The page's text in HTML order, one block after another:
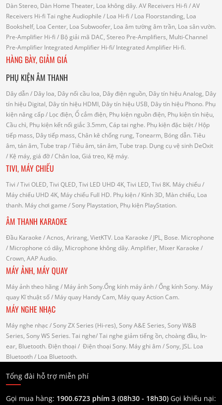
Dàn Stereo, Dàn Home Theater, Loa không dây. AV Receivers Hi-fi / AV
Receivers Hi-fi Tai nghe Audiophile / Loa Hi-fi / Loa Floorstanding, Loa
Bookshelf, Loa Center, Loa Subwoofer, Loa âm tường âm trần, Loa sân vườn.
Pre-Amplifier Hi-fi / Bộ giải mã DAC, Stereo Pre-Amplifiers, Multi-Channel
Pre-Amplifier Integrated Amplifier Hi-fi/ Integrated Amplifier Hi-fi.
HÀNG BÀY, GIẢM GIÁ
PHỤ KIỆN ÂM THANH
Dây dẫn/ Dây loa, Dây nối cầu loa, Dây điện nguồn, Dây tín hiệu Analog, Dây
tín hiệu Digital, Dây tín hiệu HDMI, Dây tín hiệu USB, Dây tín hiệu Phono. Phụ
kiện nâng cấp/ Lọc điện, Ổ cắm điện, Phụ kiện nguồn điện, Phụ kiện tín hiệu,
Cầu chì, Phụ kiện kết nối giắc 3.5mm, Cáp tai nghe. Phụ kiện đặc biệt/ Hộp
tiếp mass, Dây tiếp mass, Chân kê chống rung, Tonearm, Bóng dẫn. Tiêu
âm, tán âm, Tube trap/ Tiêu âm, tán âm, Tube trap. Dụng cụ vệ sinh DeOxit
/ Kệ máy, giá đỡ/ Chân loa, Giá treo, Kệ máy.
TIVI, MÁY CHIẾU
Tivi / Tivi OLED, Tivi QLED, Tivi LED UHD 4K, Tivi LED, Tivi 8K. Máy chiếu/
Máy chiếu UHD 4K, Máy chiếu Full HD. Phụ kiện/ Kính 3D, Màn chiếu, Loa
thanh. Máy chơi game / Sony Playstation, Phụ kiện PlayStation.
ÂM THANH KARAOKE
Đầu Karaoke / Acnos, Arirang, VietKTV. Loa Karaoke / JPL, Bose. Microphone
/ Microphone có dây, Microphone không dây. Amplifier, Mixer Karaoke /
Crown, AAP Audio.
MÁY ẢNH, MÁY QUAY
Máy ảnh theo hãng / Máy ảnh Sony.Ống kính máy ảnh / Ống kính Sony. Máy
quay Kĩ thuật số/ Máy quay Handy Cam, Máy quay Action Cam.
MÁY NGHE NHẠC
Máy nghe nhạc / Sony ZX Series (Hi-res), Sony A&E Series, Sony W&B
Series, Sony WS Series. Tai nghe/ Tai nghe giảm tiếng ồn, choàng đầu, In-
ear, Bluetooth. Điện thoại / Điện thoại Sony. Máy ghi âm / Sony, JSL. Loa
Bluetooth/ Loa Bluetooth.
Tổng đài hỗ trợ miễn phí
Gọi mua hàng: 1900.6723 phím 3 (08h30 - 18h30) Gọi khiếu nại: